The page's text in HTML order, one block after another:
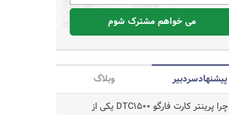
می خواهم مشترک شوم
پیشنهاد‌سردبیر
وبلاگ
چرا پرینتر کارت فارگو DTC1500 یکی از